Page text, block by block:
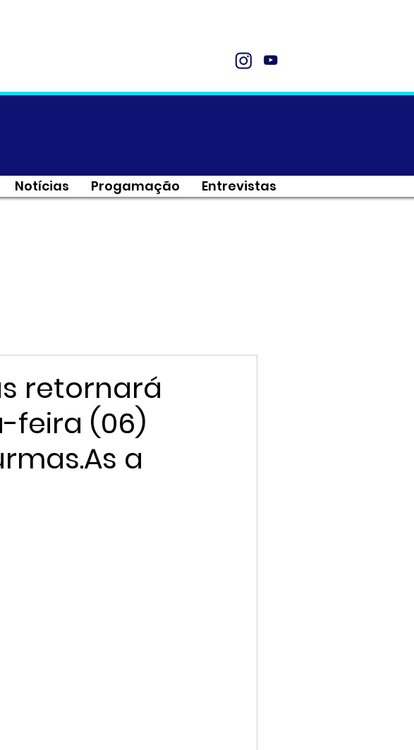
Notícias Progamação Entrevistas
retornará
feira (06)
a